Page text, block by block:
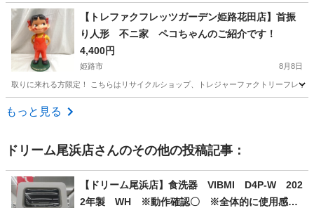
兵庫 神戸市 寝具 SAL
【トレファクフレッツガーデン姫路花田店】首振
り人形 不ニ家 ペコちゃんのご紹介です！
4,400円
姫路市 8月8日
取りに来れる方限定！ こちらはリサイクルショップ、トレジャーファクトリーフレ
兵庫 姫路市
もっと見る
ドリーム尾浜店さんのその他の投稿記事：
【ドリーム尾浜店】食洗器 VIBMI D4P-W 202
2年製 WH ※動作確認〇 ※全体的に使用感あ